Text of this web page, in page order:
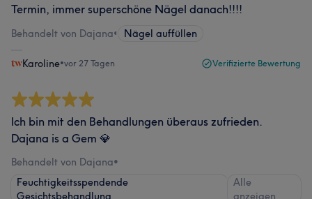
Termin, immer superschöne Nägel danach!!!!
Behandelt von Dajana• Nägel auffüllen
Karoline•vor 27 Tagen Verifizierte Bewertung
Ich bin mit den Behandlungen überaus zufrieden.
Dajana is a Gem 💎
Behandelt von Dajana•
Feuchtigkeitsspendende
Gesichtsbehandlung
Alle
anzeigen